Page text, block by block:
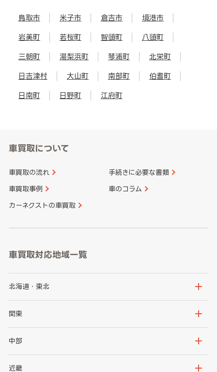
鳥取市 米子市 倉吉市 境港市
岩美町 若桜町 智頭町 八頭町
三朝町 湯梨浜町 琴浦町 北栄町
日吉津村 大山町 南部町 伯耆町
日南町 日野町 江府町
車買取について
車買取の流れ 手続きに必要な書類
車買取事例 車のコラム
カーネクストの車買取
車買取対応地域一覧
北海道・東北
北海道
岩手県
秋田県
関東
茨城県
群馬県
中部
新潟県
近畿